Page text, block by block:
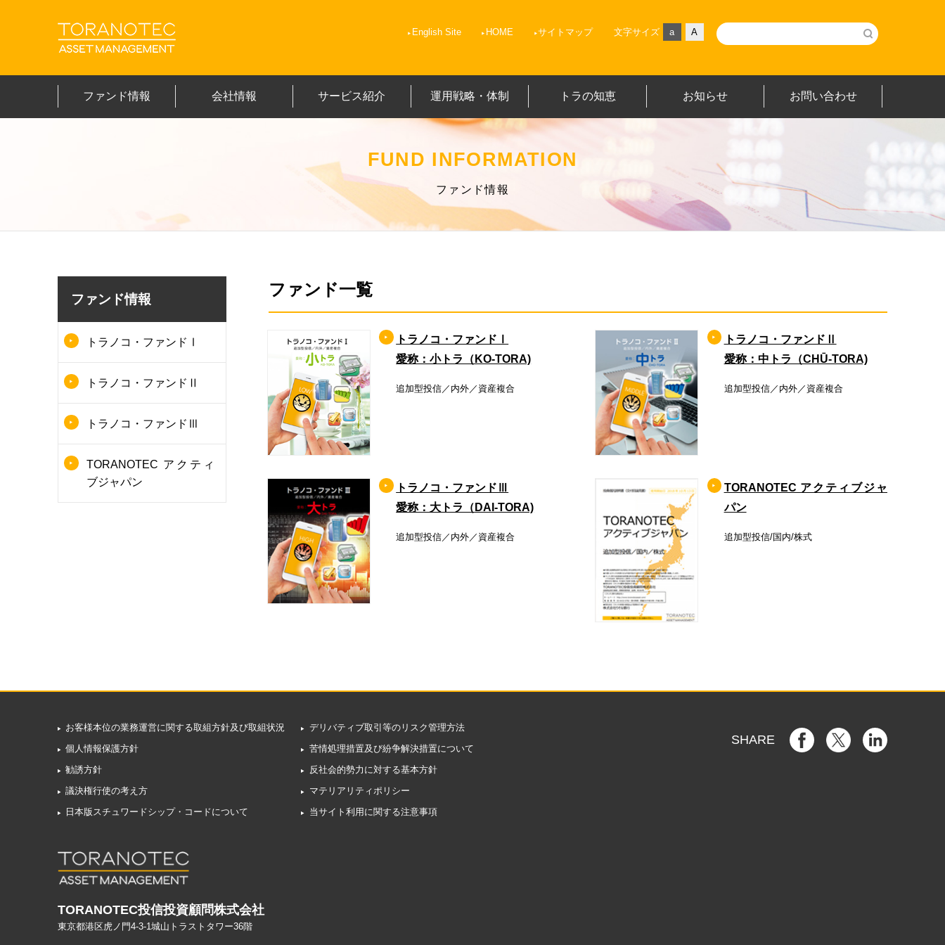
English Site HOME サイトマップ 文字サイズ a A
ファンド情報 会社情報 サービス紹介 運用戦略・体制 トラの知恵 お知らせ お問い合わせ
FUND INFORMATION
ファンド情報
ファンド一覧
トラノコ・ファンドⅠ
愛称：小トラ（KO-TORA)
追加型投信／内外／資産複合
トラノコ・ファンドⅡ
愛称：中トラ（CHŪ-TORA)
追加型投信／内外／資産複合
トラノコ・ファンドⅢ
愛称：大トラ（DAI-TORA)
追加型投信／内外／資産複合
TORANOTEC アクティブジャ
パン
追加型投信/国内/株式
ファンド情報
トラノコ・ファンドⅠ
トラノコ・ファンドⅡ
トラノコ・ファンドⅢ
TORANOTEC アクティ
ブジャパン
お客様本位の業務運営に関する取組方針及び取組状況
個人情報保護方針
勧誘方針
議決権行使の考え方
日本版スチュワードシップ・コードについて
デリバティブ取引等のリスク管理方法
苦情処理措置及び紛争解決措置について
反社会的勢力に対する基本方針
マテリアリティポリシー
当サイト利用に関する注意事項
SHARE
TORANOTEC投信投資顧問株式会社
東京都港区虎ノ門4-3-1城山トラストタワー36階